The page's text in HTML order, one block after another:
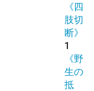
《四
肢切
断》
1
《野
生の
抵